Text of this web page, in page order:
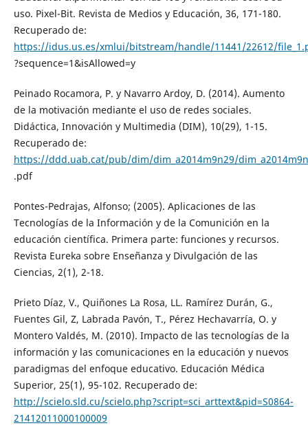
uso. Pixel-Bit. Revista de Medios y Educación, 36, 171-180.
Recuperado de:
https://idus.us.es/xmlui/bitstream/handle/11441/22612/
?sequence=1&isAllowed=y
Peinado Rocamora, P. y Navarro Ardoy, D. (2014). Aumento
de la motivación mediante el uso de redes sociales.
Didáctica, Innovación y Multimedia (DIM), 10(29), 1-15.
Recuperado de:
https://ddd.uab.cat/pub/dim/dim_a2014m9n29/
.pdf
Pontes-Pedrajas, Alfonso; (2005). Aplicaciones de las
Tecnologías de la Información y de la Comunición en la
educación científica. Primera parte: funciones y recursos.
Revista Eureka sobre Enseñanza y Divulgación de las
Ciencias, 2(1), 2-18.
Prieto Díaz, V., Quiñones La Rosa, LL. Ramírez Durán, G.,
Fuentes Gil, Z, Labrada Pavón, T., Pérez Hechavarría, O. y
Montero Valdés, M. (2010). Impacto de las tecnologías de la
información y las comunicaciones en la educación y nuevos
paradigmas del enfoque educativo. Educación Médica
Superior, 25(1), 95-102. Recuperado de:
http://scielo.sld.cu/scielo.php?script=sci_arttext&pid=S0864-
21412011000100009